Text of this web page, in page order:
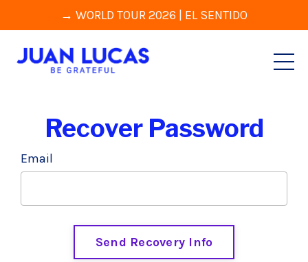
→ WORLD TOUR 2026 | EL SENTIDO
Recover Password
Email
Send Recovery Info